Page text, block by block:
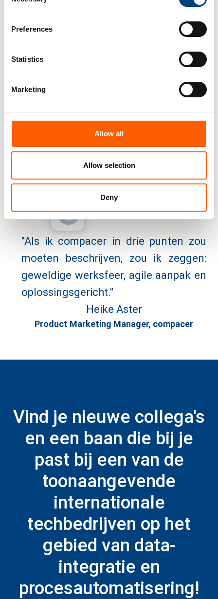
Preferences
Statistics
Marketing
Allow all
Allow selection
Deny
Wat onze medewerkers
zeggen over werken bij
"Als ik compacer in drie punten zou
moeten beschrijven, zou ik zeggen:
geweldige werksfeer, agile aanpak en
oplossingsgericht."
Heike Aster
Product Marketing Manager, compacer
Vind je nieuwe collega's
en een baan die bij je
past bij een van de
toonaangevende
internationale
techbedrijven op het
gebied van data-
integratie en
procesautomatisering!